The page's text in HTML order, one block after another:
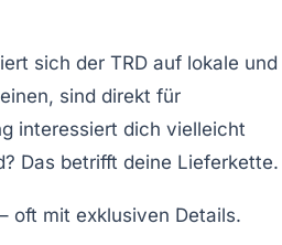
sich der TRD auf lokale und
sind direkt für
interessiert dich vielleicht
Das betrifft deine Lieferkette.
oft mit exklusiven Details.